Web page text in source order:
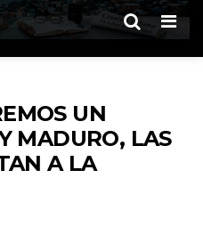
UN
MADURO, LAS
A LA